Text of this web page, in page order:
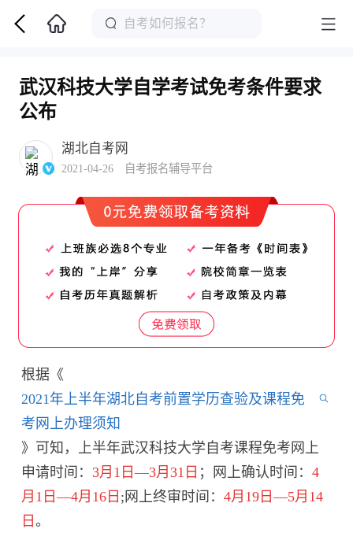
武汉科技大学自学考试免考条件要求
公布
湖北自考网
2021-04-26 自考报名辅导平台
根据《
2021年上半年湖北自考前置学历查验及课程免
考网上办理须知
》可知，上半年武汉科技大学自考课程免考网上
申请时间：3月1 日—3月31日 ；网上确认时间：4
月1日—4月16日 ;网上终审时间：4月 19日—5月14
日。